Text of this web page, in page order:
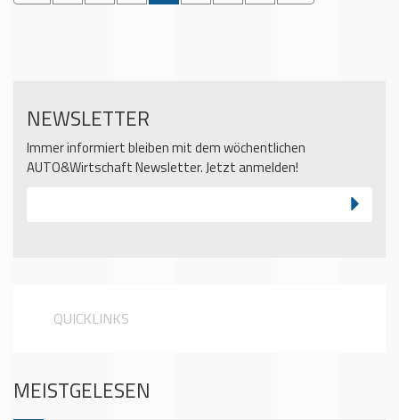
NEWSLETTER
Immer informiert bleiben mit dem wöchentlichen
AUTO&Wirtschaft Newsletter. Jetzt anmelden!
QUICKLINKS
MEISTGELESEN